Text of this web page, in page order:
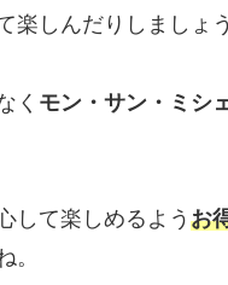
楽しんだりしましょ
く モン・サン・ミシ
して楽しめるよう お
。